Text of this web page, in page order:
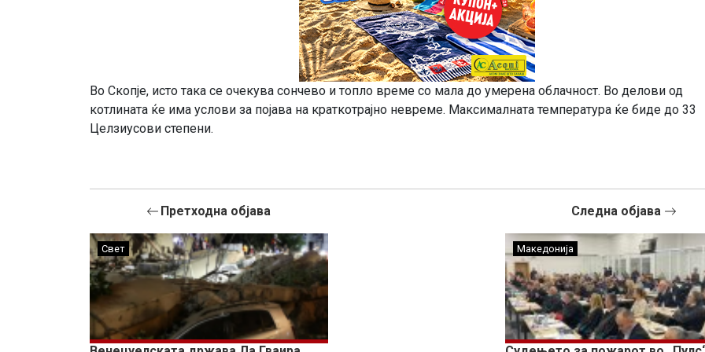
Во Скопје, исто така се очекува сончево и топло време со мала до умерена облачност. Во делови од
котлината ќе има услови за појава на краткотрајно невреме. Максималната температура ќе биде до 33
Целзиусови степени.
Претходна објава
Свет
Следна објава
Македонија